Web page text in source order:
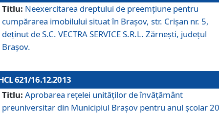
Titlu: Neexercitarea dreptului de preemţiune pentru
cumpărarea imobilului situat în Braşov, str. Crişan nr. 5,
deţinut de S.C. VECTRA SERVICE S.R.L. Zărneşti, judeţul
Braşov.
621/16.12.2013
Titlu: Aprobarea reţelei unităţilor de învăţământ
preuniversitar din Municipiul Braşov pentru anul şcolar